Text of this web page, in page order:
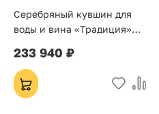
Серебряный кувшин для
воды и вина «Традиция»
— столовое серебро,
подарок на свадьбу и
юбилей
233 940 ₽